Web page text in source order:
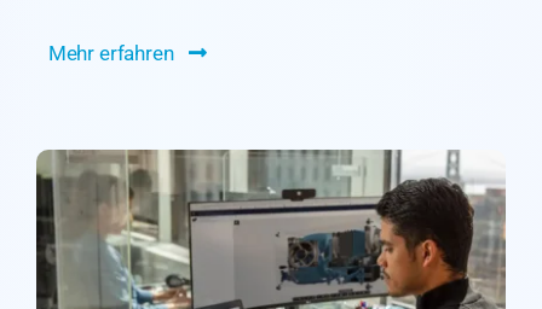
Mehr erfahren